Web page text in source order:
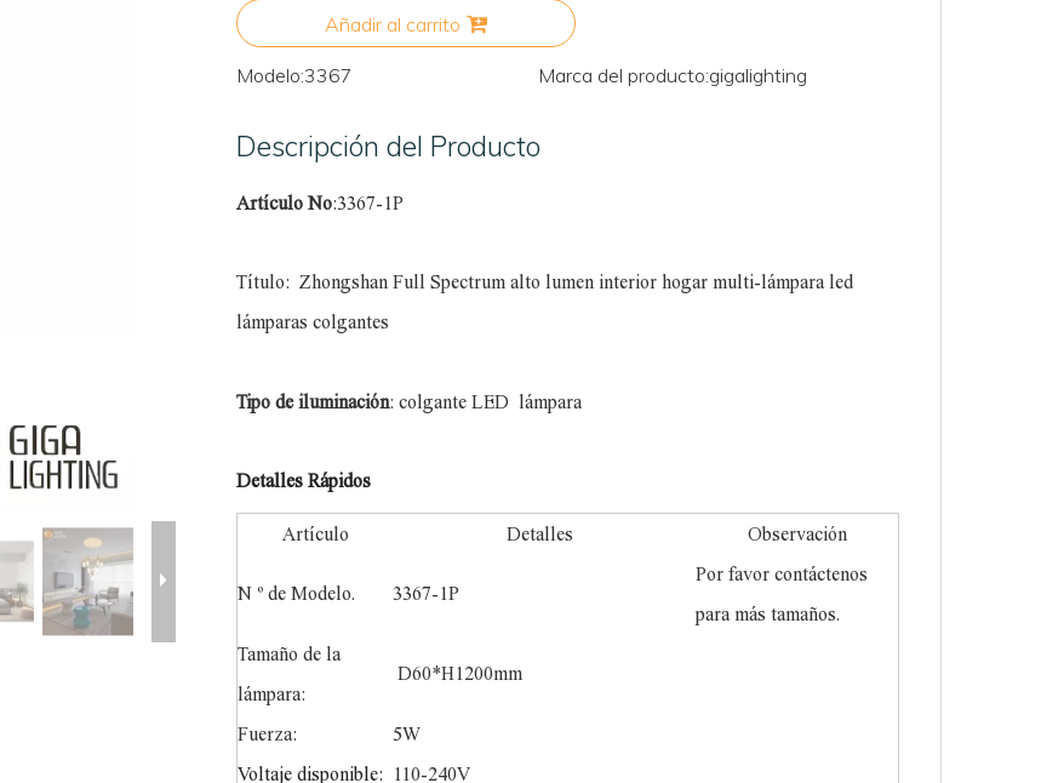
Añadir al carrito
Modelo:3367 Marca del producto:gigalighting
Descripción del Producto
Artículo No:3367-1P
Título: Zhongshan Full Spectrum alto lumen interior hogar multi-lámpara led
lámparas colgantes
Tipo de iluminación: colgante LED lámpara
Detalles Rápidos
Artículo Detalles Observación
N º de Modelo. 3367-1P
Por favor contáctenos
para más tamaños.
Tamaño de la
lámpara:
D60*H1200mm
Fuerza:
5W
Voltaje disponible:
110-240V